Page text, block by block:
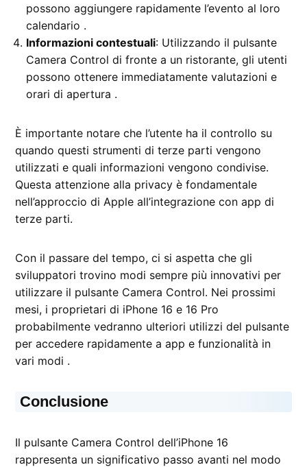
possono aggiungere rapidamente l’evento al loro
calendario .
Informazioni contestuali: Utilizzando il pulsante
Camera Control di fronte a un ristorante, gli utenti
possono ottenere immediatamente valutazioni e
orari di apertura .
È importante notare che l’utente ha il controllo su
quando questi strumenti di terze parti vengono
utilizzati e quali informazioni vengono condivise.
Questa attenzione alla privacy è fondamentale
nell’approccio di Apple all’integrazione con app di
terze parti.
Con il passare del tempo, ci si aspetta che gli
sviluppatori trovino modi sempre più innovativi per
utilizzare il pulsante Camera Control. Nei prossimi
mesi, i proprietari di iPhone 16 e 16 Pro
probabilmente vedranno ulteriori utilizzi del pulsante
per accedere rapidamente a app e funzionalità in
vari modi .
Conclusione
Il pulsante Camera Control dell’iPhone 16
rappresenta un significativo passo avanti nel modo